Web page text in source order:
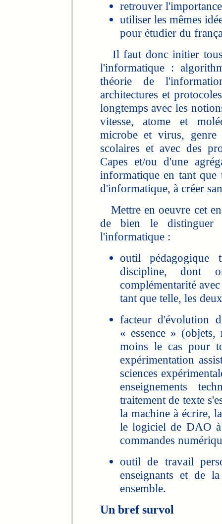
retrouver
utiliser les mêmes
pour étudier du
Il faut donc initier tous
l'informatique :
théorie de
architectures et
longtemps avec les
vitesse, atome et
microbe et virus, genre
scolaires et avec des
Capes et/ou d'une
informatique en tant que
d'informatique, à créer
Mettre en oeuvre cet
de bien le distinguer
l'informatique :
outil pédagogique
discipline, dont
complémentarité
tant que telle, les
facteur d'évolution
« essence »
moins le cas pour
expérimentation
sciences
enseignements
traitement de texte
la machine à écrire,
le logiciel de DAO
commandes
outil de travail
enseignants et de
ensemble.
Un bref survol